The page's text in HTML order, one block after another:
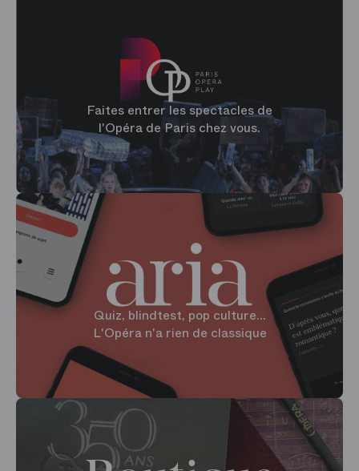
Faites entrer les spectacles de
l'Opéra de Paris chez vous.
Quiz, blindtest, pop culture...
L'Opéra n'a rien de classique